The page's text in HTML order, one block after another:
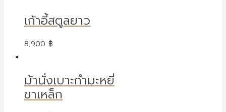
เก้าอี้สตูลยาว
8,900 ฿
ม้านั่งเบาะกำมะหยี่
ขาเหล็ก